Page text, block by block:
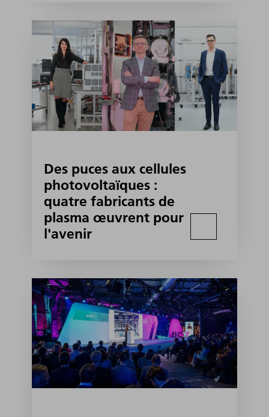
Des puces aux cellules
photovoltaïques :
quatre fabricants de
plasma œuvrent pour
l'avenir